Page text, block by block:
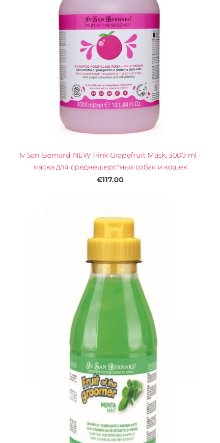
Iv San Bernard NEW Pink Grapefruit Mask, 3000 ml -
маска для среднешерстных собак и кошек
€117.00